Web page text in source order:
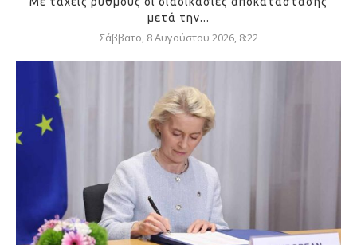
μετά την...
Σάββατο, 8 Αυγούστου 2026, 8:22